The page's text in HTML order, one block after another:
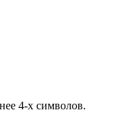
4-х символов.